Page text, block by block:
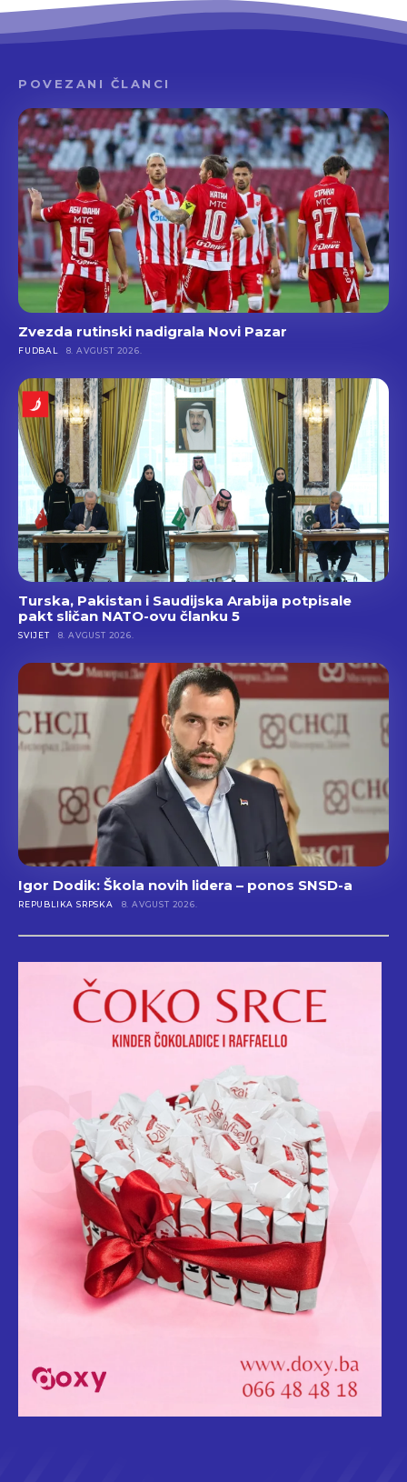
POVEZANI ČLANCI
Zvezda rutinski nadigrala Novi Pazar
FUDBAL 8. AVGUST 2026.
Turska, Pakistan i Saudijska Arabija potpisale
pakt sličan NATO-ovu članku 5
SVIJET 8. AVGUST 2026.
Igor Dodik: Škola novih lidera – ponos SNSD-a
REPUBLIKA SRPSKA 8. AVGUST 2026.